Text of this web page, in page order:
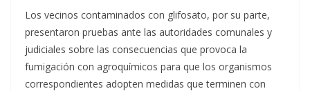
Los vecinos contaminados con glifosato, por su parte,
presentaron pruebas ante las autoridades comunales y
judiciales sobre las consecuencias que provoca la
fumigación con agroquímicos para que los organismos
correspondientes adopten medidas que terminen con